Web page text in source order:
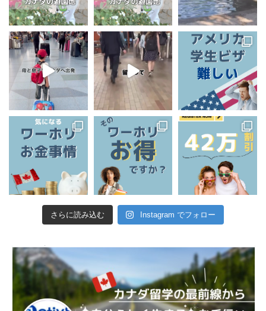
さらに読み込む Instagram でフォロー